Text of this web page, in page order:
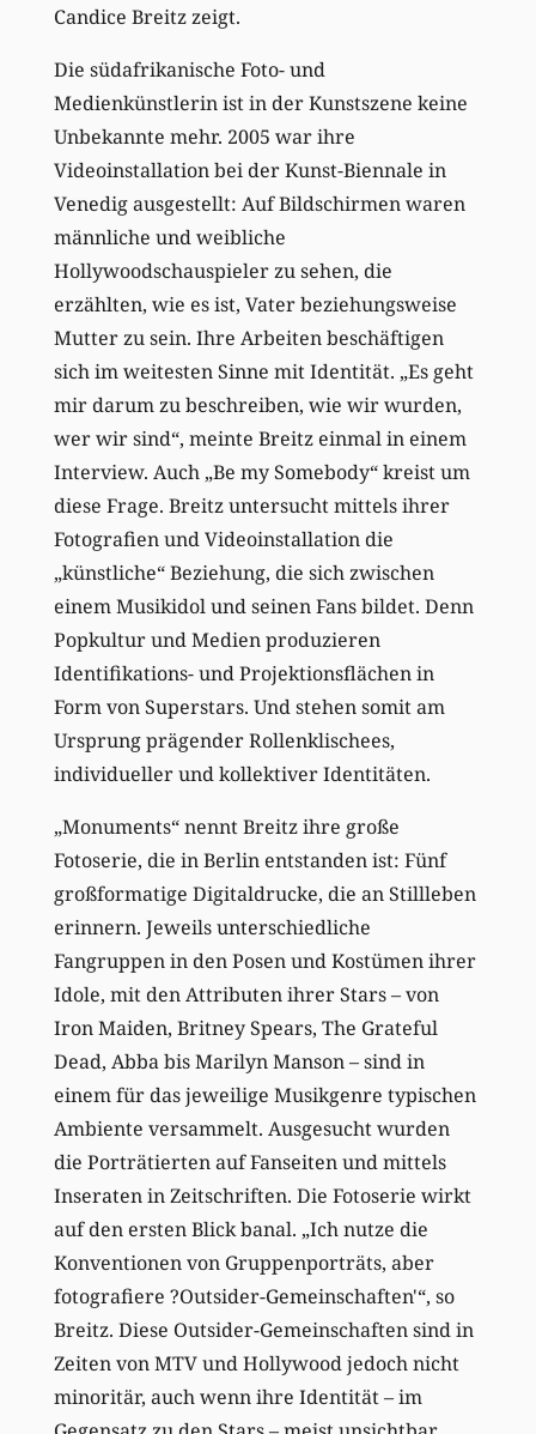
Candice Breitz zeigt.
Die südafrikanische Foto- und
Medienkünstlerin ist in der Kunstszene keine
Unbekannte mehr. 2005 war ihre
Videoinstallation bei der Kunst-Biennale in
Venedig ausgestellt: Auf Bildschirmen waren
männliche und weibliche
Hollywoodschauspieler zu sehen, die
erzählten, wie es ist, Vater beziehungsweise
Mutter zu sein. Ihre Arbeiten beschäftigen
sich im weitesten Sinne mit Identität. „Es geht
mir darum zu beschreiben, wie wir wurden,
wer wir sind“, meinte Breitz einmal in einem
Interview. Auch „Be my Somebody“ kreist um
diese Frage. Breitz untersucht mittels ihrer
Fotografien und Videoinstallation die
„künstliche“ Beziehung, die sich zwischen
einem Musikidol und seinen Fans bildet. Denn
Popkultur und Medien produzieren
Identifikations- und Projektionsflächen in
Form von Superstars. Und stehen somit am
Ursprung prägender Rollenklischees,
individueller und kollektiver Identitäten.
„Monuments“ nennt Breitz ihre große
Fotoserie, die in Berlin entstanden ist: Fünf
großformatige Digitaldrucke, die an Stillleben
erinnern. Jeweils unterschiedliche
Fangruppen in den Posen und Kostümen ihrer
Idole, mit den Attributen ihrer Stars – von
Iron Maiden, Britney Spears, The Grateful
Dead, Abba bis Marilyn Manson – sind in
einem für das jeweilige Musikgenre typischen
Ambiente versammelt. Ausgesucht wurden
die Porträtierten auf Fanseiten und mittels
Inseraten in Zeitschriften. Die Fotoserie wirkt
auf den ersten Blick banal. „Ich nutze die
Konventionen von Gruppenporträts, aber
fotografiere ?Outsider-Gemeinschaften'“, so
Breitz. Diese Outsider-Gemeinschaften sind in
Zeiten von MTV und Hollywood jedoch nicht
minoritär, auch wenn ihre Identität – im